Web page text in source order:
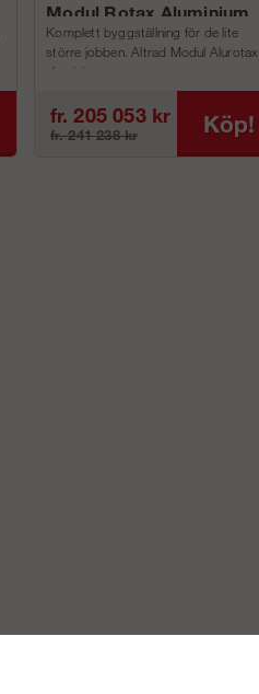
Modul Rotax Aluminium
Komplett byggställning för de lite
större jobben. Altrad Modul Alurotax
aluminium p...
fr. 205 053 kr
fr. 241 238 kr Köp!